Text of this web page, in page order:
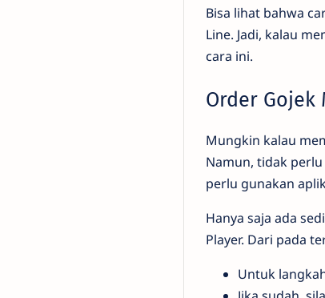
Bisa lihat bahwa
Line. Jadi, kalau
cara ini.
Order Gojek
Mungkin kalau
Namun, tidak
perlu gunakan
Hanya saja ada
Player. Dari pada
Untuk